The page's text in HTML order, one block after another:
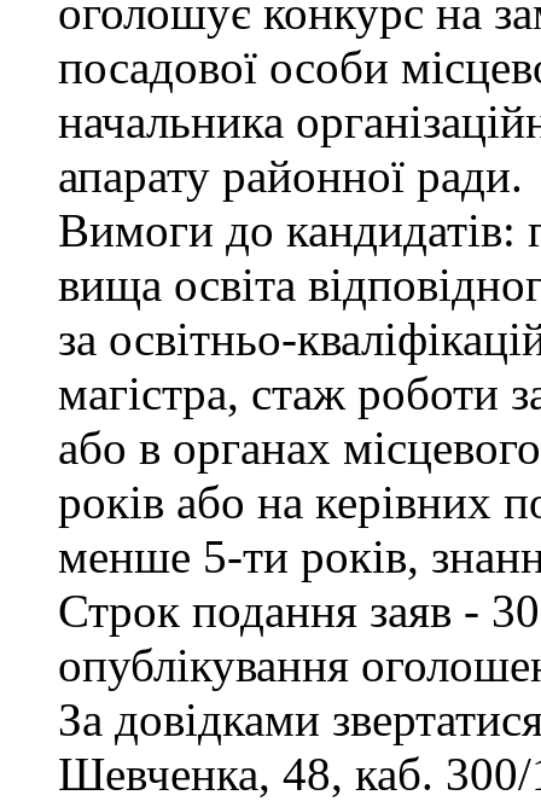
оголошує конкурс на
посадової особи
начальника
апарату районної ради.
Вимоги до кандидатів:
вища освіта
за освітньо-
магістра, стаж роботи
або в органах
років або на керівних
менше 5-ти років,
Строк подання заяв -
опублікування
За довідками
Шевченка, 48, каб.